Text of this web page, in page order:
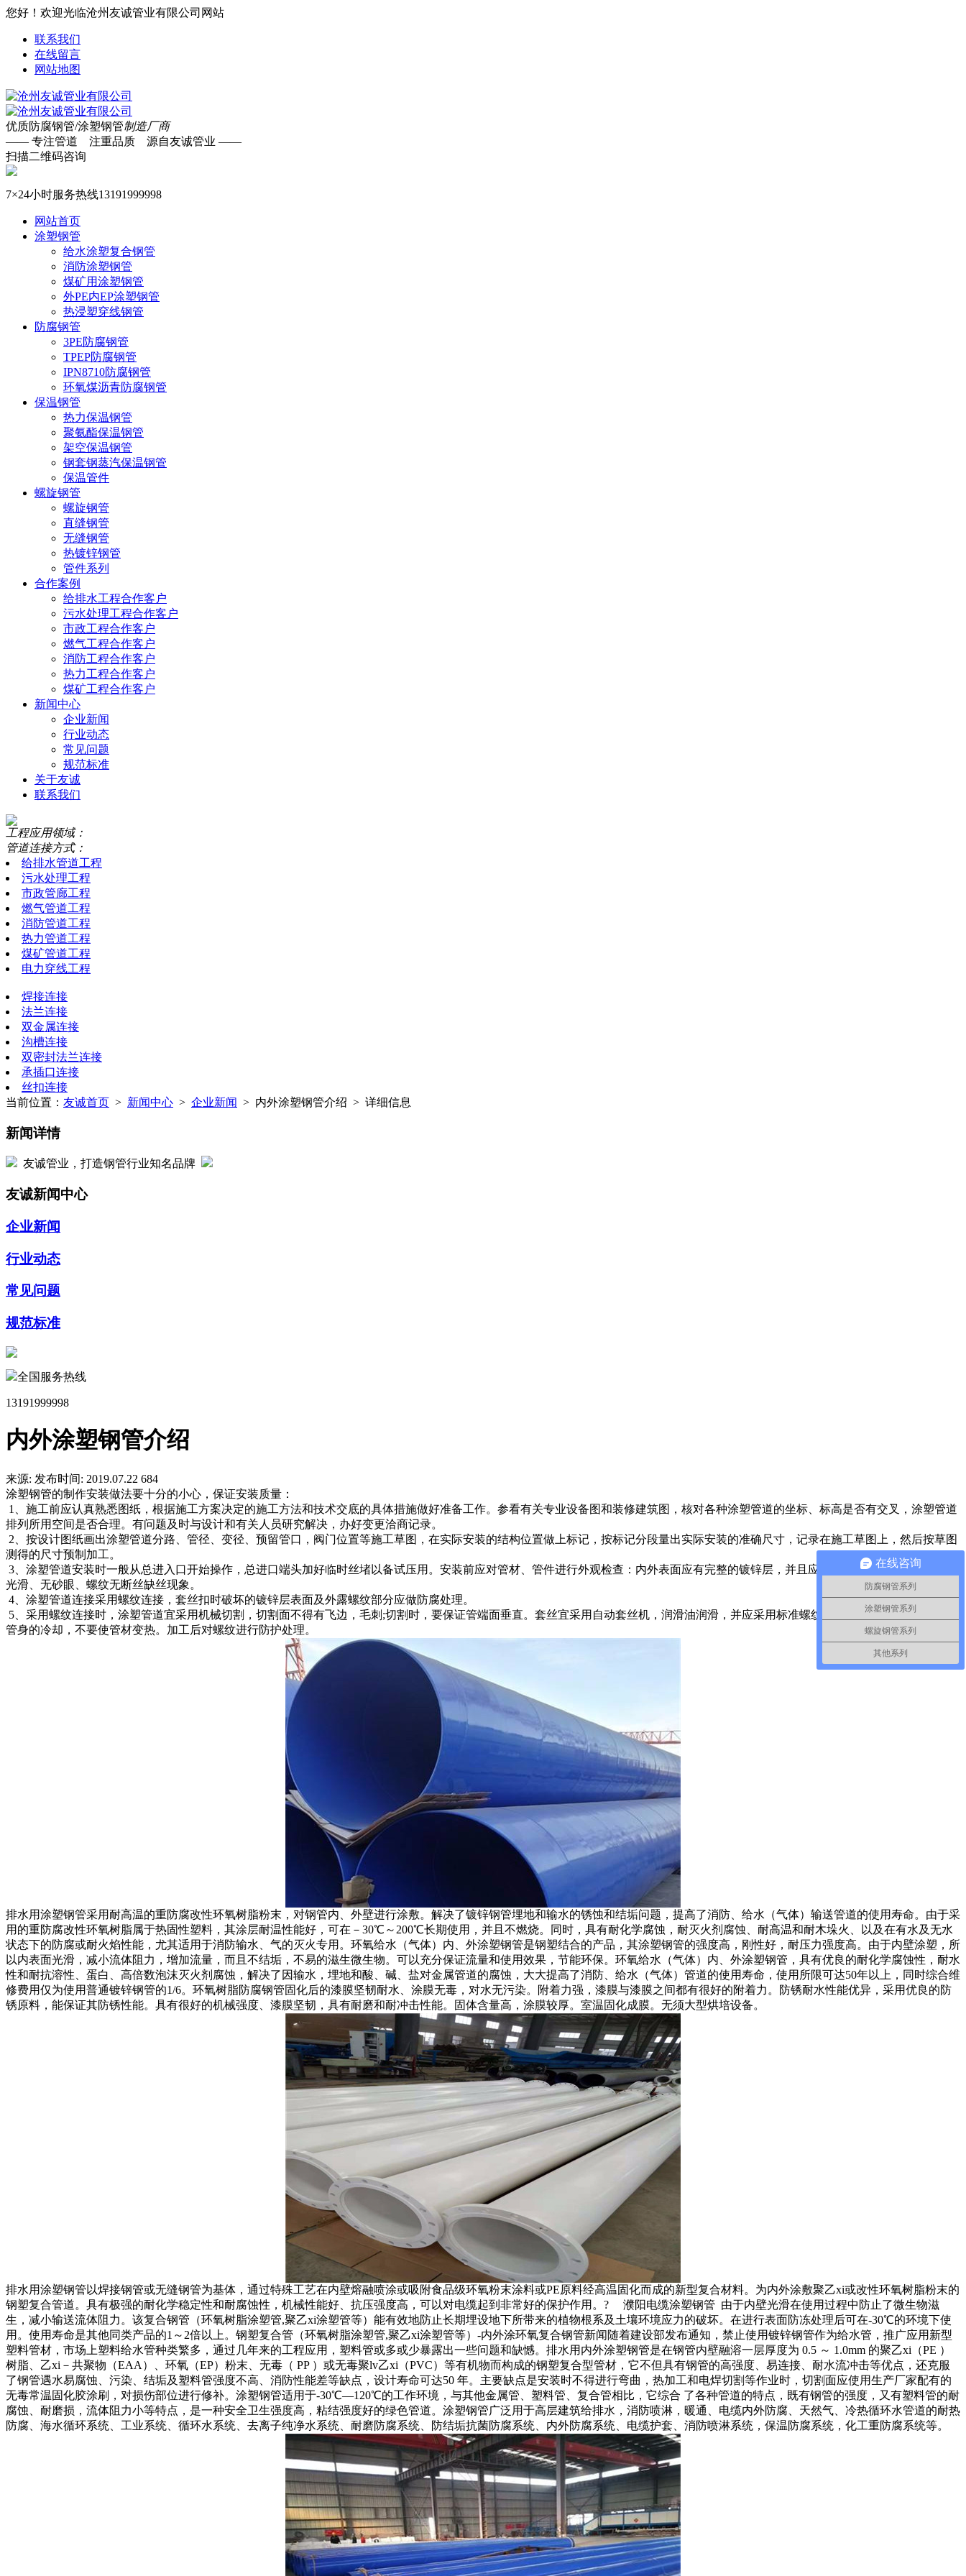
您好！欢迎光临沧州友诚管业有限公司网站
联系我们
在线留言
网站地图
优质防腐钢管/涂塑钢管制造厂商
—— 专注管道 注重品质 源自友诚管业 ——
扫描二维码咨询
7×24小时服务热线13191999998
网站首页
涂塑钢管
给水涂塑复合钢管
消防涂塑钢管
煤矿用涂塑钢管
外PE内EP涂塑钢管
热浸塑穿线钢管
防腐钢管
3PE防腐钢管
TPEP防腐钢管
IPN8710防腐钢管
环氧煤沥青防腐钢管
保温钢管
热力保温钢管
聚氨酯保温钢管
架空保温钢管
钢套钢蒸汽保温钢管
保温管件
螺旋钢管
螺旋钢管
直缝钢管
无缝钢管
热镀锌钢管
管件系列
合作案例
给排水工程合作客户
污水处理工程合作客户
市政工程合作客户
燃气工程合作客户
消防工程合作客户
热力工程合作客户
煤矿工程合作客户
新闻中心
企业新闻
行业动态
常见问题
规范标准
关于友诚
联系我们
工程应用领域：
管道连接方式：
给排水管道工程
污水处理工程
市政管廊工程
燃气管道工程
消防管道工程
热力管道工程
煤矿管道工程
电力穿线工程
焊接连接
法兰连接
双金属连接
沟槽连接
双密封法兰连接
承插口连接
丝扣连接
当前位置： 友诚首页 > 新闻中心 > 企业新闻 > 内外涂塑钢管介绍 > 详细信息
新闻详情
友诚管业，打造钢管行业知名品牌
友诚新闻中心
企业新闻
行业动态
常见问题
规范标准
全国服务热线
13191999998
内外涂塑钢管介绍
来源: 发布时间: 2019.07.22 684
涂塑钢管的制作安装做法要十分的小心，保证安装质量：
1、施工前应认真熟悉图纸，根据施工方案决定的施工方法和技术交底的具体措施做好准备工作。参看有关专业设备图和装修建筑图，核对各种涂塑管道的坐标、标高是否有交叉，涂塑管道
排列所用空间是否合理。有问题及时与设计和有关人员研究解决，办好变更洽商记录。
2、按设计图纸画出涂塑管道分路、管径、变径、预留管口，阀门位置等施工草图，在实际安装的结构位置做上标记，按标记分段量出实际安装的准确尺寸，记录在施工草图上，然后按草图
测得的尺寸预制加工。
3、涂塑管道安装时一般从总进入口开始操作，总进口端头加好临时丝堵以备试压用。安装前应对管材、管件进行外观检查：内外表面应有完整的镀锌层，并且应光滑美观，管件内外表面应
光滑、无砂眼、螺纹无断丝缺丝现象。
4、涂塑管道连接采用螺纹连接，套丝扣时破坏的镀锌层表面及外露螺纹部分应做防腐处理。
5、采用螺纹连接时，涂塑管道宜采用机械切割，切割面不得有飞边，毛刺;切割时，要保证管端面垂直。套丝宜采用自动套丝机，润滑油润滑，并应采用标准螺纹规检验。加工时，要注意对
管身的冷却，不要使管材变热。加工后对螺纹进行防护处理。
排水用涂塑钢管采用耐高温的重防腐改性环氧树脂粉末，对钢管内、外壁进行涂敷。解决了镀锌钢管埋地和输水的锈蚀和结垢问题，提高了消防、给水（气体）输送管道的使用寿命。由于采
用的重防腐改性环氧树脂属于热固性塑料，其涂层耐温性能好，可在－30℃～200℃长期使用，并且不燃烧。同时，具有耐化学腐蚀，耐灭火剂腐蚀、耐高温和耐木垛火、以及在有水及无水
状态下的防腐或耐火焰性能，尤其适用于消防输水、气的灭火专用。环氧给水（气体）内、外涂塑钢管是钢塑结合的产品，其涂塑钢管的强度高，刚性好，耐压力强度高。由于内壁涂塑，所
以内表面光滑，减小流体阻力，增加流量，而且不结垢，不易的滋生微生物。可以充分保证流量和使用效果，节能环保。环氧给水（气体）内、外涂塑钢管，具有优良的耐化学腐蚀性，耐水
性和耐抗溶性、蛋白、高倍数泡沫灭火剂腐蚀，解决了因输水，埋地和酸、碱、盐对金属管道的腐蚀，大大提高了消防、给水（气体）管道的使用寿命，使用所限可达50年以上，同时综合维
修费用仅为使用普通镀锌钢管的1/6。环氧树脂防腐钢管固化后的漆膜坚韧耐水、涂膜无毒，对水无污染。附着力强，漆膜与漆膜之间都有很好的附着力。防锈耐水性能优异，采用优良的防
锈原料，能保证其防锈性能。具有很好的机械强度、漆膜坚韧，具有耐磨和耐冲击性能。固体含量高，涂膜较厚。室温固化成膜。无须大型烘培设备。
排水用涂塑钢管以焊接钢管或无缝钢管为基体，通过特殊工艺在内壁熔融喷涂或吸附食品级环氧粉末涂料或PE原料经高温固化而成的新型复合材料。为内外涂敷聚乙xi或改性环氧树脂粉末的
钢塑复合管道。具有极强的耐化学稳定性和耐腐蚀性，机械性能好、抗压强度高，可以对电缆起到非常好的保护作用。? 濮阳电缆涂塑钢管 由于内壁光滑在使用过程中防止了微生物滋
生，减小输送流体阻力。该复合钢管（环氧树脂涂塑管,聚乙xi涂塑管等）能有效地防止长期埋设地下所带来的植物根系及土壤环境应力的破坏。在进行表面防冻处理后可在-30℃的环境下使
用。使用寿命是其他同类产品的1～2倍以上。钢塑复合管（环氧树脂涂塑管,聚乙xi涂塑管等）-内外涂环氧复合钢管新闻随着建设部发布通知，禁止使用镀锌钢管作为给水管，推广应用新型
塑料管材，市场上塑料给水管种类繁多，通过几年来的工程应用，塑料管或多或少暴露出一些问题和缺憾。排水用内外涂塑钢管是在钢管内壁融溶一层厚度为 0.5 ～ 1.0mm 的聚乙xi（PE ）
树脂、乙xi－共聚物（EAA）、环氧（EP）粉末、无毒（ PP ）或无毒聚lv乙xi（PVC）等有机物而构成的钢塑复合型管材，它不但具有钢管的高强度、易连接、耐水流冲击等优点，还克服
了钢管遇水易腐蚀、污染、结垢及塑料管强度不高、消防性能差等缺点，设计寿命可达50 年。主要缺点是安装时不得进行弯曲，热加工和电焊切割等作业时，切割面应使用生产厂家配有的
无毒常温固化胶涂刷，对损伤部位进行修补。涂塑钢管适用于-30℃—120℃的工作环境，与其他金属管、塑料管、复合管相比，它综合 了各种管道的特点，既有钢管的强度，又有塑料管的耐
腐蚀、耐磨损，流体阻力小等特点，是一种安全卫生强度高，粘结强度好的绿色管道。涂塑钢管广泛用于高层建筑给排水，消防喷淋，暖通、电缆内外防腐、天然气、冷热循环水管道的耐热
防腐、海水循环系统、工业系统、循环水系统、去离子纯净水系统、耐磨防腐系统、防结垢抗菌防腐系统、内外防腐系统、电缆护套、消防喷淋系统，保温防腐系统，化工重防腐系统等。
在线咨询
防腐钢管系列
涂塑钢管系列
螺旋钢管系列
其他系列